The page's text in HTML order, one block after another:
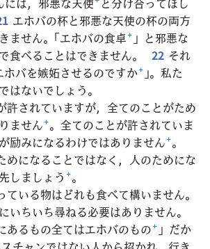
エホバの杯と邪悪な天使の杯の両方
ません。「エホバの食卓+ 」と邪悪な
食べることはできません。
22 それ
ホバを嫉妬させるのですか+ 」。私た
はないでしょう。
許されていますが，全てのことがため
ません+。全てのことが許されていま
励みになるわけではありません+。
めになることではなく，人のためにな
しましょう +。
ている物はどれも食べて構いません。
いちいち尋ねる必要はありません。
あるもの全てはエホバのもの+ 」だか